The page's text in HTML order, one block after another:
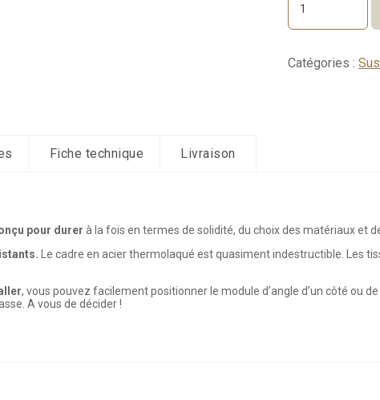
quantité
de
pieds
Catégories :
Fiche technique Livraison
pour durer à la fois en termes de solidité, du choix des matériaux et
Le cadre en acier thermolaqué est quasiment indestructible. Les
, vous pouvez facilement positionner le module d’angle d’un côté ou
A vous de décider !